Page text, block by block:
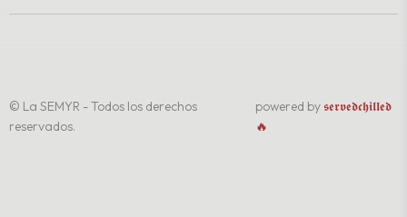
© La SEMYR - Todos los derechos
reservados.
powered by 𝖘𝖊𝖗𝖛𝖊𝖉𝖈𝖍𝖎𝖑𝖑𝖊𝖉
🔥